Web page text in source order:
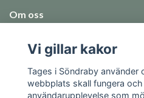
Om oss
Emballage
Sociala medier
Vi gillar kakor
Tages i Söndraby använder
webbplats skall fungera
användarupplevelse som